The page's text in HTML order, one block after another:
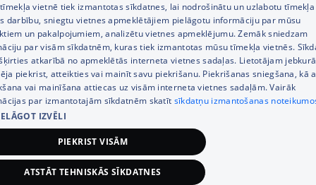
LATVIAN
RUSSIAN
ENGLISH
vietnē tiek izmantotas sīkdatnes, lai nodrošinātu un uzlabotu tīmekļa
darbību, sniegtu vietnes apmeklētājiem pielāgotu informāciju par mūsu
un pakalpojumiem, analizētu vietnes apmeklējumu. Zemāk sniedzam
par visām sīkdatnēm, kuras tiek izmantotas mūsu tīmekļa vietnēs.
atkarībā no apmeklētās interneta vietnes sadaļas. Lietotājam
piekrist, atteikties vai mainīt savu piekrišanu. Piekrišanas sniegšana, kā
vai mainīšana attiecas uz visām interneta vietnes sadaļām. Vairāk
par izmantotajām sīkdatnēm skatīt sīkdatņu izmantošanas
IZVĒLI
PIEKRIST VISĀM
ATSTĀT TEHNISKĀS SĪKDATNES